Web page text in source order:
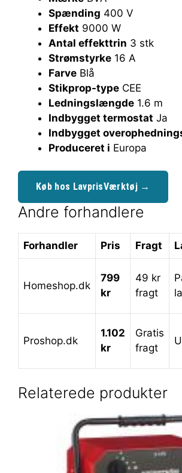
Spænding 400 V
Effekt 9000 W
Antal effekttrin 3 stk
Strømstyrke 16 A
Farve Blå
Stikprop-type CEE
Ledningslængde 1.6 m
Indbygget termostat Ja
Indbygget
Produceret i Europa
Køb hos LavprisVærktøj →
Andre forhandlere
Forhandler Pris Fragt
Homeshop.dk
799
kr
49 kr
fragt
Proshop.dk
1.102
kr
Gratis
fragt
Relaterede produkter